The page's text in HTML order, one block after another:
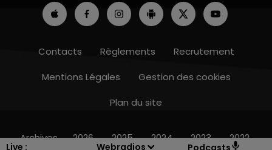
Live : Webradios Podcasts
16h00 - 20h00
Contacts Règlements
Recrutement
Mentions Légales
Gestion des cookies
Plan du site
Archives 2026 2025 2024 2023 2022